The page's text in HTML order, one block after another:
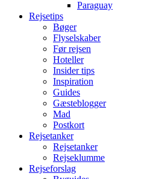
Paraguay
Rejsetips
Bøger
Flyselskaber
Før rejsen
Hoteller
Insider tips
Inspiration
Guides
Gæsteblogger
Mad
Postkort
Rejsetanker
Rejsetanker
Rejseklumme
Rejseforslag